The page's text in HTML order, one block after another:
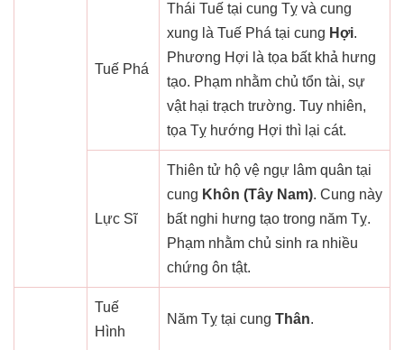
Tuế Phá
Thái Tuế tại cung Tỵ và cung
xung là Tuế Phá tại cung Hợi.
Phương Hợi là tọa bất khả hưng
tạo. Phạm nhằm chủ tổn tài, sự
vật hại trạch trường. Tuy nhiên,
tọa Tỵ hướng Hợi thì lại cát.
Lực Sĩ
Thiên tử hộ vệ ngự lâm quân tại
cung Khôn (Tây Nam). Cung này
bất nghi hưng tạo trong năm Tỵ.
Phạm nhằm chủ sinh ra nhiều
chứng ôn tật.
Tuế
Hình
Năm Tỵ tại cung Thân.